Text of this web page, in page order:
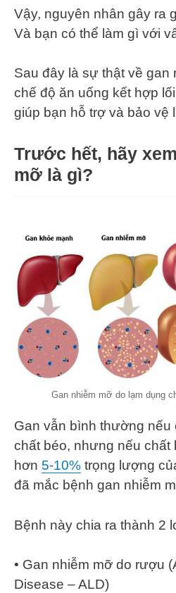
Vậy, nguyên nhân gây ra
Và bạn có thể làm gì với
Sau đây là sự thật về gan
chế độ ăn uống kết hợp
giúp bạn hỗ trợ và bảo vệ
Trước hết, hãy
mỡ là gì?
Gan nhiễm mỡ do lạm dụng
Gan vẫn bình thường
chất béo, nhưng nếu chất
hơn 5-10% trọng lượng
đã mắc bệnh gan nhiễm
Bệnh này chia ra thành 2
• Gan nhiễm mỡ do rượu
Disease – ALD)